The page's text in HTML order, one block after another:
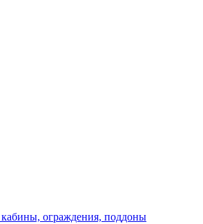
ограждения, поддоны